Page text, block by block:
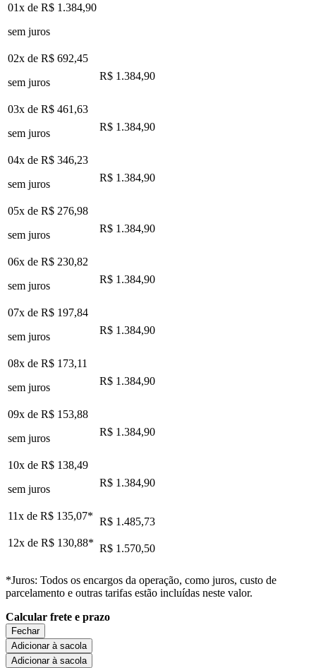
01x de R$ 1.384,90
sem juros
02x de R$ 692,45
sem juros
R$ 1.384,90
03x de R$ 461,63
sem juros
R$ 1.384,90
04x de R$ 346,23
sem juros
R$ 1.384,90
05x de R$ 276,98
sem juros
R$ 1.384,90
06x de R$ 230,82
sem juros
R$ 1.384,90
07x de R$ 197,84
sem juros
R$ 1.384,90
08x de R$ 173,11
sem juros
R$ 1.384,90
09x de R$ 153,88
sem juros
R$ 1.384,90
10x de R$ 138,49
sem juros
R$ 1.384,90
11x de R$ 135,07* R$ 1.485,73
12x de R$ 130,88* R$ 1.570,50
*Juros: Todos os encargos da operação, como juros, custo de
parcelamento e outras tarifas estão incluídas neste valor.
Calcular frete e prazo
Fechar
Adicionar à sacola
Adicionar à sacola